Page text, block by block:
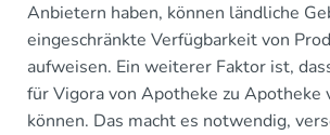
Anbietern haben, können ländliche
eingeschränkte Verfügbarkeit von
aufweisen. Ein weiterer Faktor ist,
für Vigora von Apotheke zu Apotheke
können. Das macht es notwendig,